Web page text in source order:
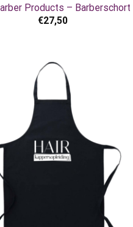
Products – Barberschort
€27,50